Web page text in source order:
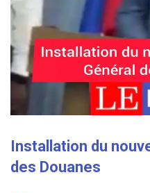
Installation du
des Douanes